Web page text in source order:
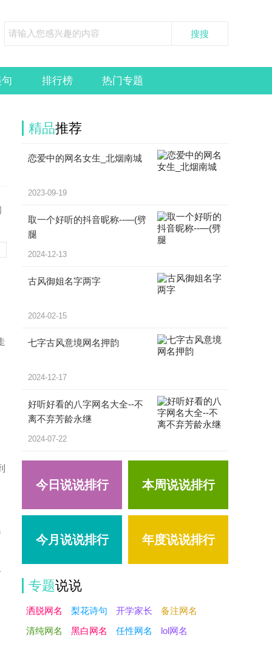
排行榜 热门专题
精品推荐
恋爱中的网名女生_北烟南城
2023-09-19
取一个好听的抖音昵称--—(劈
腿
2024-12-13
古风御姐名字两字
2024-02-15
七字古风意境网名押韵
2024-12-17
好听好看的八字网名大全--不
离不弃芳龄永继
2024-07-22
今日说说排行 本周说说排行
今月说说排行 年度说说排行
专题说说
洒脱网名 梨花诗句 开学家长
备注网名
清纯网名
黑白网名 任性网名
lol网名